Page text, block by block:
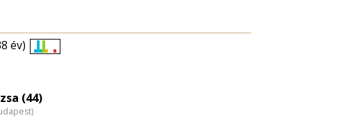
év)
(44)